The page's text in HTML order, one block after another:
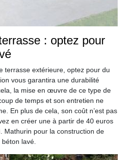
: optez pour
terrasse extérieure, optez pour du
vous garantira une durabilité
la mise en œuvre de ce type de
de temps et son entretien ne
En plus de cela, son coût n’est pas
en créer une à partir de 40 euros
Mathurin pour la construction de
lavé.